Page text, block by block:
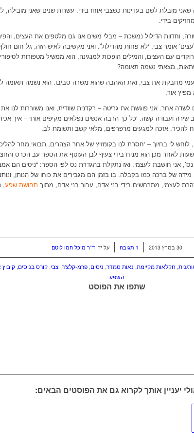
שאני מובלת לשם בעדינות כשצבי אוחז בידי. עשרות שנים שאני מובילה,
בידי.
וחדוות הדילול נמשכת – מבלי משים אנו גם מלטפים את העצים,
אומר צבי, ‘לא פחות מהדילול’. ואני מקשיבה לאיש הזה, גל חום
עם העצים, והמילים הופכות למנגינה, הוא ממשיל מטפורות
מצאתי נשמה תאומה?
מחבקת את צבי, ואת האהבה שהוא משרה סביבו. הוא נשמה תאומה
אור.
אחר. אני פוגשת את גריטה – רקדנית שוודית, ואנו משוררות לנו את
שירה ועבודה קשה. ‘כל כך הרבה אנשים נפלאים מקיפים אותי – איך
להכיר, אזכה למגעים מרפרפים, מלאי קשב ותשומת לב.
לוחש לי בחיוך – ‘חסרת לנו בקומזיץ של אחר הצהרים, תבואי מחר
לאחר מכן הוא מניח בידי צעיף לבן העוטף את הספר עב הכרס והחצי
אני חושבת לעצמי. ואז נתקלת בהגדרת נס לפי הספר: “ניסים הם
של ברכה כמו בקבלה. בו בזמן הם מגבירים את כוחו של הנותן,
לעצמי, מתרחשים בידי בני אדם, עבור בני אדם, מתוך תחושת שפע,
30 במרץ 2013 / 1 תגובה על ידיד"ר מיכל חמו לוטם
, חקלאות מקיימת, נאות סמדר, ניסים,פרמ-קלצ'ר, צבי,קורס בניסים,קיבוץ
השפע
שתפו את הפוסט
יעניין אותך לקרוא גם את הפוסטים הבאים: